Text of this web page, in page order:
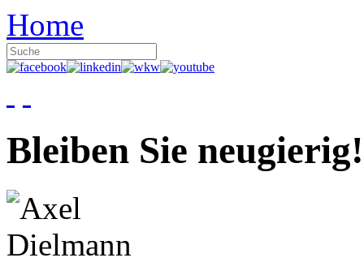
Home
Bleiben Sie neugierig!